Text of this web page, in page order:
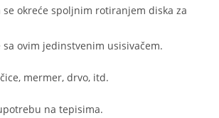
okreće spoljnim rotiranjem diska za
sa ovim jedinstvenim usisivačem.
mermer, drvo, itd.
na tepisima.